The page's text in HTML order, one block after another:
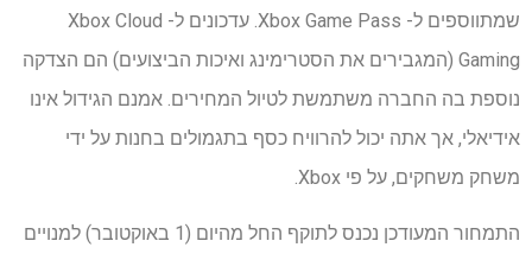
שמתווספים ל- Xbox Game Pass. עדכונים ל- Xbox Cloud
Gaming (המגבירים את הסטרימינג ואיכות הביצועים) הם הצדקה
נוספת בה החברה משתמשת לטיול המחירים. אמנם הגידול אינו
אידיאלי, אך אתה יכול להרוויח כסף בתגמולים בחנות על ידי
משחק משחקים, על פי Xbox.
התמחור המעודכן נכנס לתוקף החל מהיום (1 ​​באוקטובר) למנויים